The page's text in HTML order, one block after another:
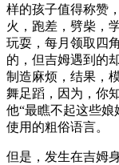
样的孩子值得称赞
火，跑差，劈柴，
玩耍，每月领取四
的，但吉姆遇到的
制造麻烦，结果，
舞足蹈，因为，你
他“最瞧不起这些
使用的粗俗语言。
但是，发生在吉姆